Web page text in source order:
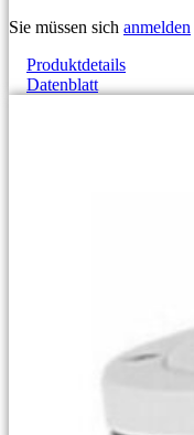
Sie müssen sich anmelden
Produktdetails
Datenblatt